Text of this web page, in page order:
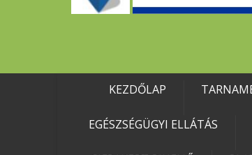
KEZDŐLAP
EGÉSZSÉGÜGYI ELLÁTÁS